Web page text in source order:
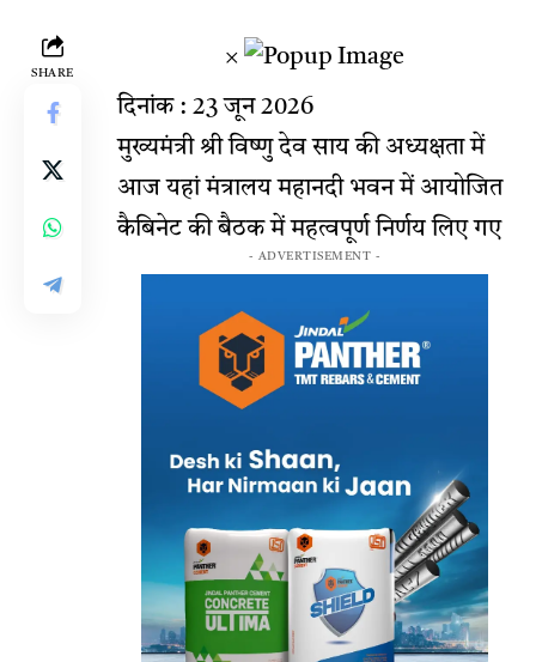
SHARE
×
दिनांक : 23 जून 2026
मुख्यमंत्री श्री विष्णु देव साय की अध्यक्षता में
आज यहां मंत्रालय महानदी भवन में आयोजित
कैबिनेट की बैठक में महत्वपूर्ण निर्णय लिए गए
- ADVERTISEMENT -